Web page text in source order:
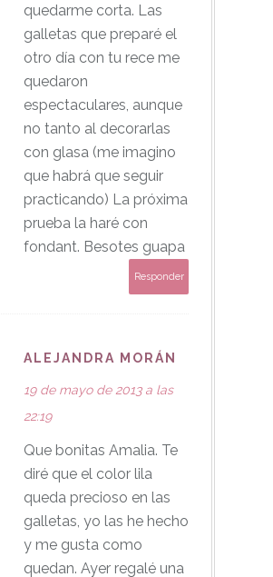
quedarme corta. Las
galletas que preparé el
otro día con tu rece me
quedaron
espectaculares, aunque
no tanto al decorarlas
con glasa (me imagino
que habrá que seguir
practicando) La próxima
prueba la haré con
fondant. Besotes guapa
Responder
ALEJANDRA MORÁN
19 de mayo de 2013 a las
22:19
Que bonitas Amalia. Te
diré que el color lila
queda precioso en las
galletas, yo las he hecho
y me gusta como
quedan. Ayer regalé una